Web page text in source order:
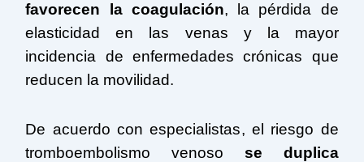
favorecen la coagulación, la pérdida de
elasticidad en las venas y la mayor
incidencia de enfermedades crónicas que
reducen la movilidad.
De acuerdo con especialistas, el riesgo de
tromboembolismo venoso se duplica